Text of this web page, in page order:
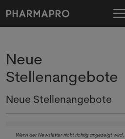
Neue
Stellenangebote
Neue Stellenangebote
Wenn der Newsletter nicht richtig angezeigt wird,